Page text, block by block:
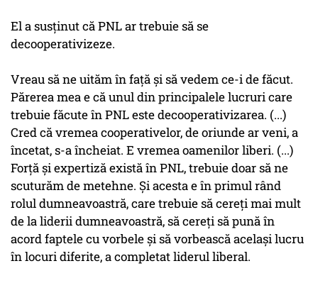
El a susţinut că PNL ar trebuie să se
decooperativizeze.
Vreau să ne uităm în faţă şi să vedem ce-i de făcut.
Părerea mea e că unul din principalele lucruri care
trebuie făcute în PNL este decooperativizarea. (...)
Cred că vremea cooperativelor, de oriunde ar veni, a
încetat, s-a încheiat. E vremea oamenilor liberi. (...)
Forţă şi expertiză există în PNL, trebuie doar să ne
scuturăm de metehne. Şi acesta e în primul rând
rolul dumneavoastră, care trebuie să cereţi mai mult
de la liderii dumneavoastră, să cereţi să pună în
acord faptele cu vorbele şi să vorbească acelaşi lucru
în locuri diferite, a completat liderul liberal.